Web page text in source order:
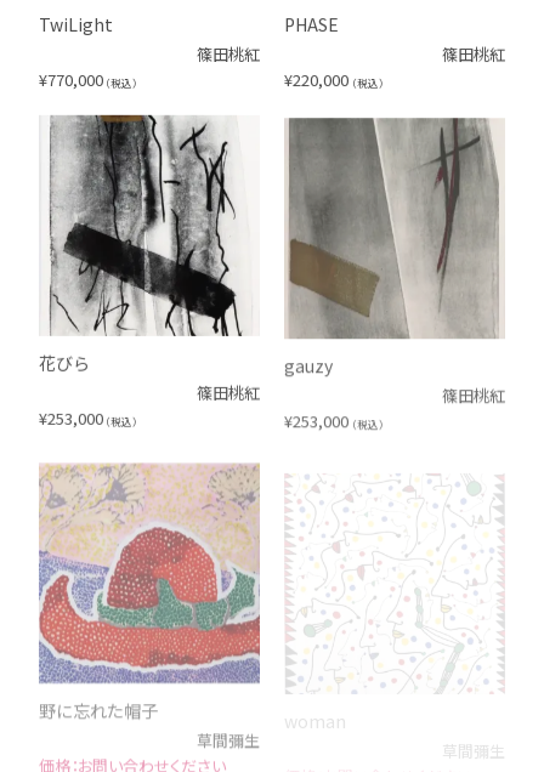
TwiLight
篠田桃紅
¥770,000 （税込）
PHASE
篠田桃紅
¥220,000 （税込）
花びら
篠田桃紅
¥253,000 （税込）
gauzy
篠田桃紅
¥253,000 （税込）
野に忘れた帽子
草間彌生
お問い合わせください
woman
お問い合わせください